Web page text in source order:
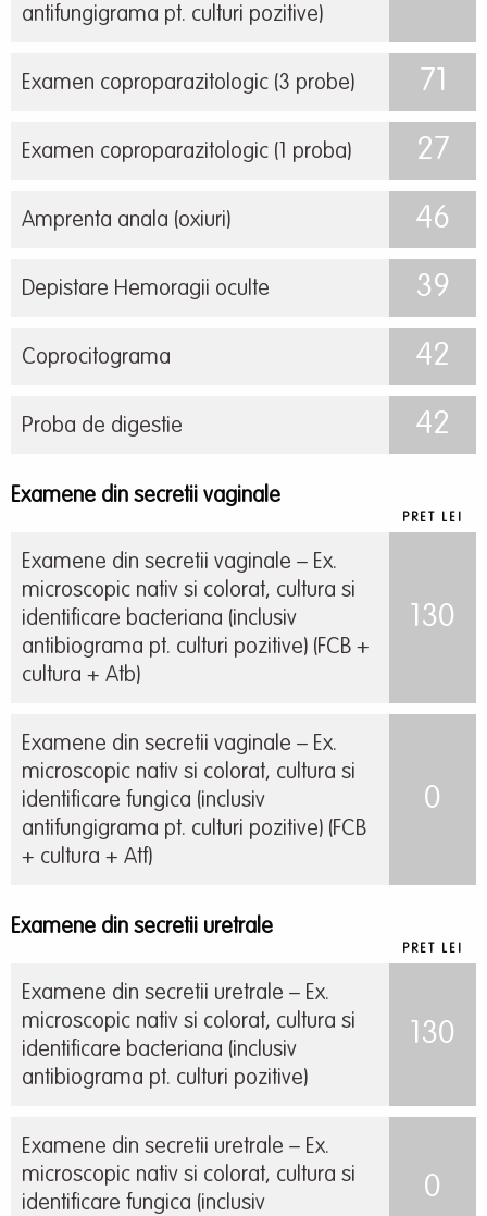
antifungigrama pt. culturi pozitive)
Examen coproparazitologic (3 probe) 71
Examen coproparazitologic (1 proba) 27
Amprenta anala (oxiuri) 46
Depistare Hemoragii oculte 39
Coprocitograma 42
Proba de digestie 42
Examene din secretii vaginale
PRET LEI
Examene din secretii vaginale – Ex.
microscopic nativ si colorat, cultura si
identificare bacteriana (inclusiv
antibiograma pt. culturi pozitive) (FCB +
cultura + Atb)
130
Examene din secretii vaginale – Ex.
microscopic nativ si colorat, cultura si
identificare fungica (inclusiv
antifungigrama pt. culturi pozitive) (FCB
+ cultura + Atf)
0
Examene din secretii uretrale
PRET LEI
Examene din secretii uretrale – Ex.
microscopic nativ si colorat, cultura si
identificare bacteriana (inclusiv
antibiograma pt. culturi pozitive)
130
Examene din secretii uretrale – Ex.
microscopic nativ si colorat, cultura si
identificare fungica (inclusiv
0